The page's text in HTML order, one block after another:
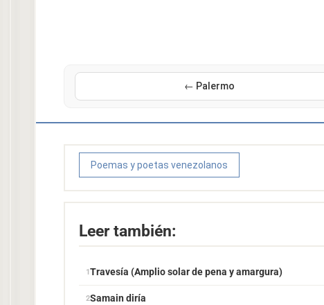
← Palermo
Poemas y poetas venezolanos
Leer también:
Travesía (Amplio solar de pena y amargura)
Samain diría